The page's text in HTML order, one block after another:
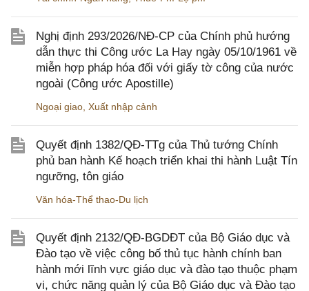
Nghị định 293/2026/NĐ-CP của Chính phủ hướng
dẫn thực thi Công ước La Hay ngày 05/10/1961 về
miễn hợp pháp hóa đối với giấy tờ công của nước
ngoài (Công ước Apostille)
Ngoại giao, Xuất nhập cảnh
Quyết định 1382/QĐ-TTg của Thủ tướng Chính
phủ ban hành Kế hoạch triển khai thi hành Luật Tín
ngưỡng, tôn giáo
Văn hóa-Thể thao-Du lịch
Quyết định 2132/QĐ-BGDĐT của Bộ Giáo dục và
Đào tạo về việc công bố thủ tục hành chính ban
hành mới lĩnh vực giáo dục và đào tạo thuộc phạm
vi, chức năng quản lý của Bộ Giáo dục và Đào tạo